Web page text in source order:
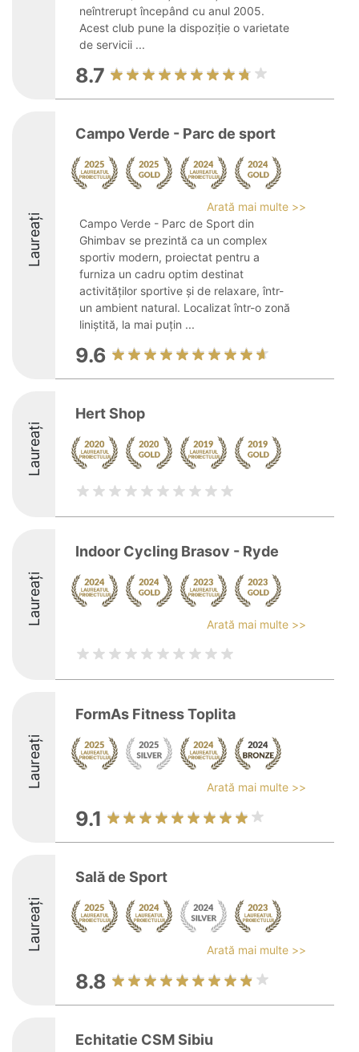
neîntrerupt începând cu anul 2005.
Acest club pune la dispoziție o varietate
de servicii ...
8.7
Laureați
Campo Verde - Parc de sport
Arată mai multe >>
Campo Verde - Parc de Sport din
Ghimbav se prezintă ca un complex
sportiv modern, proiectat pentru a
furniza un cadru optim destinat
activităților sportive și de relaxare, într-
un ambient natural. Localizat într-o zonă
liniștită, la mai puțin ...
9.6
Laureați
Hert Shop
Laureați
Indoor Cycling Brasov - Ryde
Arată mai multe >>
Laureați
FormAs Fitness Toplita
Arată mai multe >>
9.1
Laureați
Sală de Sport
Arată mai multe >>
8.8
Echitatie CSM Sibiu